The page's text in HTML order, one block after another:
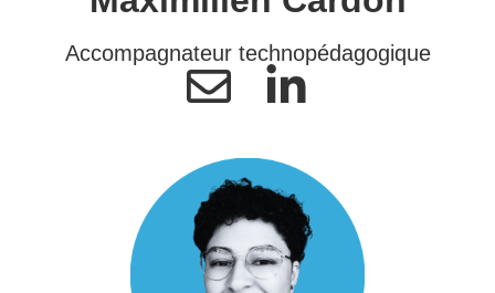
Accompagnateur technopédagogique